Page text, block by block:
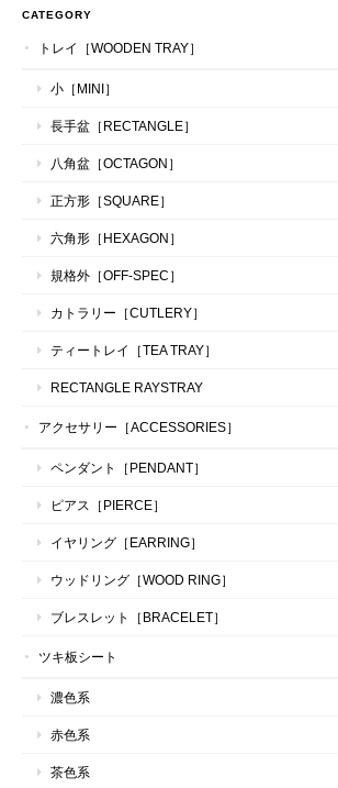
CATEGORY
トレイ［WOODEN TRAY］
小［MINI］
長手盆［RECTANGLE］
八角盆［OCTAGON］
正方形［SQUARE］
六角形［HEXAGON］
規格外［OFF-SPEC］
カトラリー［CUTLERY］
ティートレイ［TEA TRAY］
RECTANGLE RAYSTRAY
アクセサリー［ACCESSORIES］
ペンダント［PENDANT］
ピアス［PIERCE］
イヤリング［EARRING］
ウッドリング［WOOD RING］
ブレスレット［BRACELET］
ツキ板シート
濃色系
赤色系
茶色系